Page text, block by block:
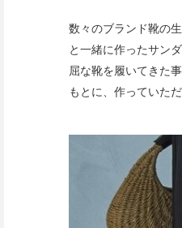
数々のブランド靴の
と一緒に作ったサン
屈な靴を履いてきた
もとに、作っていた